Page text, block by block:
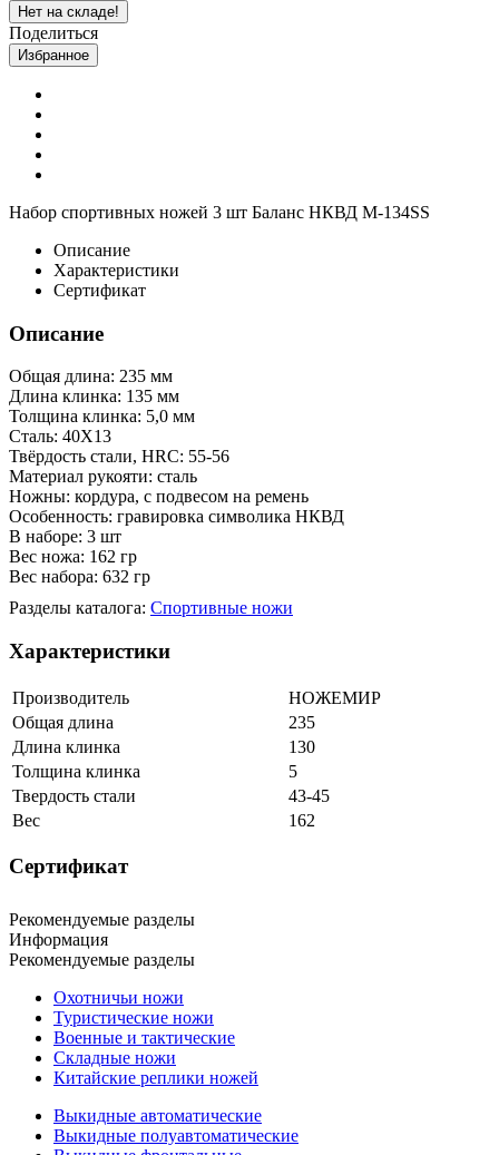
Нет на складе!
Поделиться
Избранное
Набор спортивных ножей 3 шт Баланс НКВД M-134SS
Описание
Характеристики
Сертификат
Описание
Общая длина: 235 мм
Длина клинка: 135 мм
Толщина клинка: 5,0 мм
Сталь: 40Х13
Твёрдость стали, HRC: 55-56
Материал рукояти: сталь
Ножны: кордура, с подвесом на ремень
Особенность: гравировка символика НКВД
В наборе: 3 шт
Вес ножа: 162 гр
Вес набора: 632 гр
Разделы каталога: Спортивные ножи
Характеристики
Производитель
НОЖЕМИР
Общая длина
235
Длина клинка
130
Толщина клинка
5
Твердость стали
43-45
Вес
162
Сертификат
Рекомендуемые разделы
Информация
Рекомендуемые разделы
Охотничьи ножи
Туристические ножи
Военные и тактические
Складные ножи
Китайские реплики ножей
Выкидные автоматические
Выкидные полуавтоматические